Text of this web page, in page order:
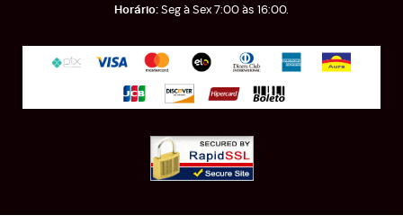
Seg à Sex 7:00 às 16:00.